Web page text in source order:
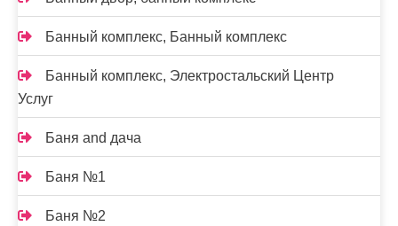
Банный комплекс, Банный комплекс
Банный комплекс, Электростальский Центр
Услуг
Баня and дача
Баня №1
Баня №2